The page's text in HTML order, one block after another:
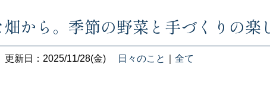
から。季節の野菜と手づくりの楽
更新日：2025/11/28(金) 日々のこと 全て